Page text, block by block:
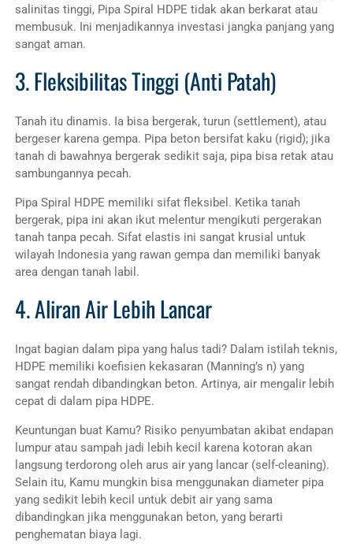
salinitas tinggi, Pipa Spiral HDPE tidak akan berkarat atau
membusuk. Ini menjadikannya investasi jangka panjang yang
sangat aman.
3. Fleksibilitas Tinggi (Anti Patah)
Tanah itu dinamis. Ia bisa bergerak, turun (settlement), atau
bergeser karena gempa. Pipa beton bersifat kaku (rigid); jika
tanah di bawahnya bergerak sedikit saja, pipa bisa retak atau
sambungannya pecah.
Pipa Spiral HDPE memiliki sifat fleksibel. Ketika tanah
bergerak, pipa ini akan ikut melentur mengikuti pergerakan
tanah tanpa pecah. Sifat elastis ini sangat krusial untuk
wilayah Indonesia yang rawan gempa dan memiliki banyak
area dengan tanah labil.
4. Aliran Air Lebih Lancar
Ingat bagian dalam pipa yang halus tadi? Dalam istilah teknis,
HDPE memiliki koefisien kekasaran (Manning’s n) yang
sangat rendah dibandingkan beton. Artinya, air mengalir lebih
cepat di dalam pipa HDPE.
Keuntungan buat Kamu? Risiko penyumbatan akibat endapan
lumpur atau sampah jadi lebih kecil karena kotoran akan
langsung terdorong oleh arus air yang lancar (self-cleaning).
Selain itu, Kamu mungkin bisa menggunakan diameter pipa
yang sedikit lebih kecil untuk debit air yang sama
dibandingkan jika menggunakan beton, yang berarti
penghematan biaya lagi.